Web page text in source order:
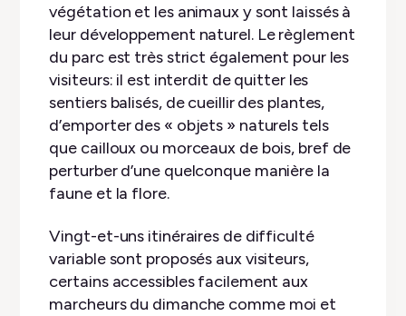
végétation et les animaux y sont laissés à
leur développement naturel. Le règlement
du parc est très strict également pour les
visiteurs: il est interdit de quitter les
sentiers balisés, de cueillir des plantes,
d’emporter des « objets » naturels tels
que cailloux ou morceaux de bois, bref de
perturber d’une quelconque manière la
faune et la flore.
Vingt-et-uns itinéraires de difficulté
variable sont proposés aux visiteurs,
certains accessibles facilement aux
marcheurs du dimanche comme moi et